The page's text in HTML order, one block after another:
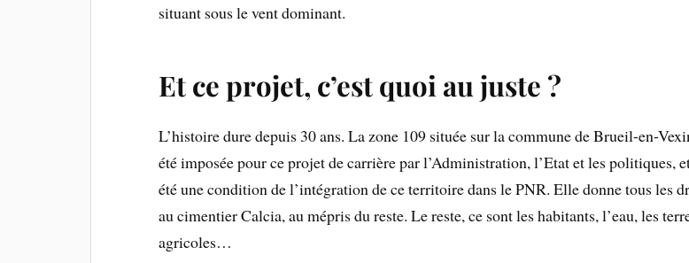
situant sous le vent dominant.
Et ce projet, c’est quoi au juste ?
L’histoire dure depuis 30 ans. La zone 109 située sur la commune de Brueil-en-
été imposée pour ce projet de carrière par l’Administration, l’Etat et les politiques,
été une condition de l’intégration de ce territoire dans le PNR. Elle donne tous les
au cimentier Calcia, au mépris du reste. Le reste, ce sont les habitants, l’eau, les
agricoles…